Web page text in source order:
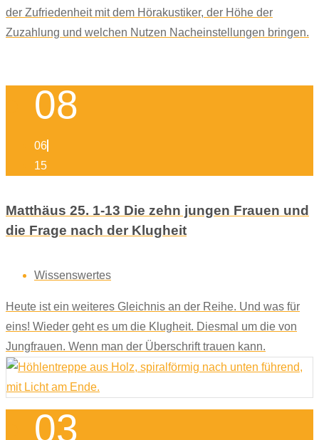
der Zufriedenheit mit dem Hörakustiker, der Höhe der
Zuzahlung und welchen Nutzen Nacheinstellungen bringen.
08
06
15
Matthäus 25. 1-13 Die zehn jungen Frauen und
die Frage nach der Klugheit
Wissenswertes
Heute ist ein weiteres Gleichnis an der Reihe. Und was für
eins! Wieder geht es um die Klugheit. Diesmal um die von
Jungfrauen. Wenn man der Überschrift trauen kann.
03